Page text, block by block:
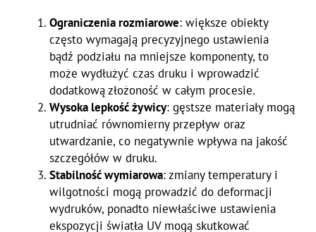
Ograniczenia rozmiarowe: większe obiekty
często wymagają precyzyjnego ustawienia
bądź podziału na mniejsze komponenty, to
może wydłużyć czas druku i wprowadzić
dodatkową złożoność w całym procesie.
Wysoka lepkość żywicy: gęstsze materiały mogą
utrudniać równomierny przepływ oraz
utwardzanie, co negatywnie wpływa na jakość
szczegółów w druku.
Stabilność wymiarowa: zmiany temperatury i
wilgotności mogą prowadzić do deformacji
wydruków, ponadto niewłaściwe ustawienia
ekspozycji światła UV mogą skutkować